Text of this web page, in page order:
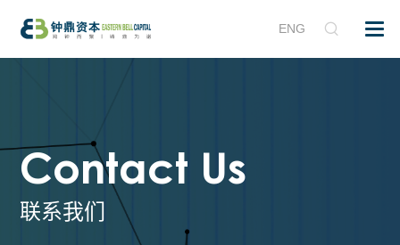
ENG
Contact Us
联系我们